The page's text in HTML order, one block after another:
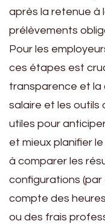
après la retenue à
prélèvements
Pour les
ces étapes est
transparence et la
salaire et les outils
utiles pour
et mieux planifier
à comparer les
configurations
compte des
ou des frais